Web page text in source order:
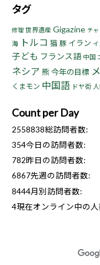
タグ
修理 世界遺産 Gigazine チ
海
トルコ 猫 豚 イラン イ
子ども フランス語 中国
ネシア 熊今年の目標
くまモン 中国語 ドヤ街
Count per Day
2558838総訪問者数:
354今日の訪問者数:
782昨日の訪問者数:
6867先週の訪問者数:
8444月別訪問者数:
4現在オンライン中の人